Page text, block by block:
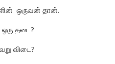
ஒருவன் தான்.
தடை?
விடை?